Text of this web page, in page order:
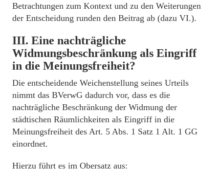
Betrachtungen zum Kontext und zu den Weiterungen
der Entscheidung runden den Beitrag ab (dazu VI.).
III. Eine nachträgliche
Widmungsbeschränkung als Eingriff
in die Meinungsfreiheit?
Die entscheidende Weichenstellung seines Urteils
nimmt das BVerwG dadurch vor, dass es die
nachträgliche Beschränkung der Widmung der
städtischen Räumlichkeiten als Eingriff in die
Meinungsfreiheit des Art. 5 Abs. 1 Satz 1 Alt. 1 GG
einordnet.
Hierzu führt es im Obersatz aus: